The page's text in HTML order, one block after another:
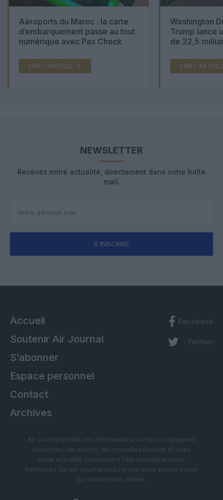
Aéroports du Maroc : la carte
d’embarquement passe au tout
numérique avec Pax Check
LIRE L'ARTICLE
Washington
Trump lance
de 22,5
LIRE
NEWSLETTER
Recevez notre actualité, directement dans votre boîte
mail.
S'INSCRIRE
Accueil
Soutenir Air Journal
S’abonner
Espace personnel
Contact
Archives